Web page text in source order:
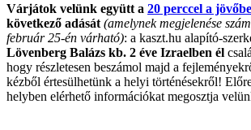
Várjátok velünk együtt a 20 perccel a jövőbe
következő adását (amelynek megjelenése
február 25-én várható): a kaszt.hu alapító-
Lövenberg Balázs kb. 2 éve Izraelben él
hogy részletesen beszámol majd a
kézből értesülhetünk a helyi történésekről!
helyben elérhető információkat megosztja